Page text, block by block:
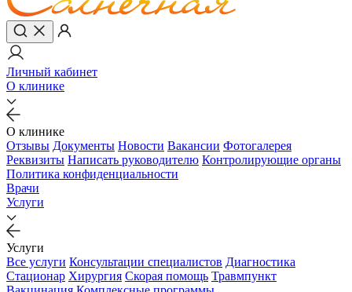
Личный кабинет
О клинике
О клинике
Отзывы Документы Новости Вакансии Фотогалерея
Реквизиты Написать руководителю Контролирующие органы
Политика конфиденциальности
Врачи
Услуги
Услуги
Все услуги Консультации специалистов Диагностика
Стационар Хирургия Скорая помощь Травмпункт